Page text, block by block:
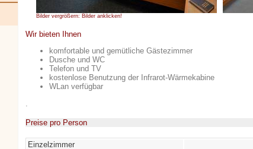
Bilder vergrößern: Bilder anklicken!
Wir bieten Ihnen
komfortable und gemütliche Gästezimmer
Dusche und WC
Telefon und TV
kostenlose Benutzung der Infrarot-Wärmekabine
WLan verfügbar
Preise pro Person
Einzelzimmer